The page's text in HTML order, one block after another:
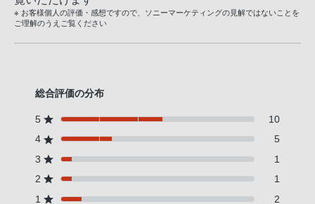
※ お客様個人の評価・感想ですので、ソニーマーケティングの見解ではないことを
ご理解のうえご覧ください
総合評価の分布
5
10
4
5
3
1
2
1
1
2